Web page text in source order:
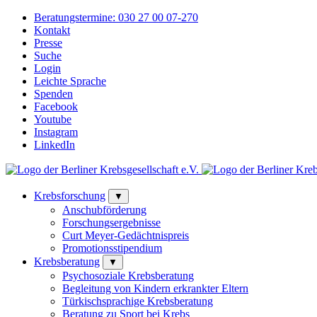
Beratungstermine: 030 27 00 07-270
Kontakt
Presse
Suche
Login
Leichte Sprache
Spenden
Facebook
Youtube
Instagram
LinkedIn
Krebsforschung ▼
Anschubförderung
Forschungsergebnisse
Curt Meyer-Gedächtnispreis
Promotionsstipendium
Krebsberatung
▼
Psychosoziale Krebsberatung
Begleitung von Kindern erkrankter Eltern
Türkischsprachige Krebsberatung
Beratung zu Sport bei Krebs